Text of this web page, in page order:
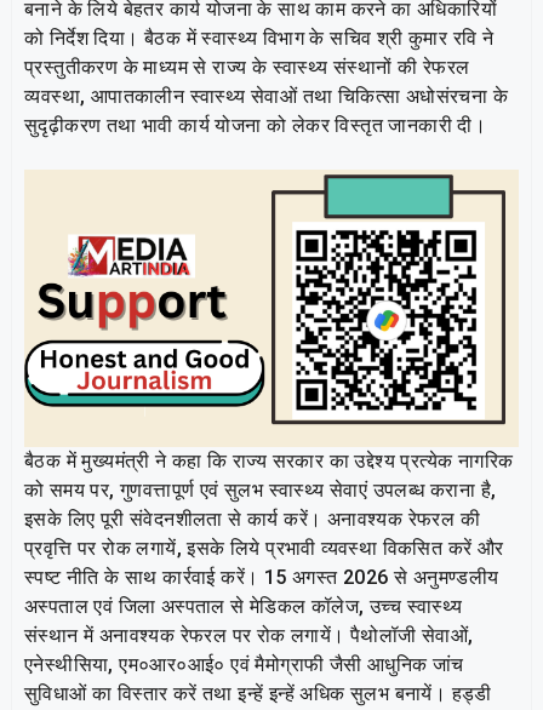
बनाने के लिये बेहतर कार्य योजना के साथ काम करने का अधिकारियों
को निर्देश दिया। बैठक में स्वास्थ्य विभाग के सचिव श्री कुमार रवि ने
प्रस्तुतीकरण के माध्यम से राज्य के स्वास्थ्य संस्थानों की रेफरल
व्यवस्था, आपातकालीन स्वास्थ्य सेवाओं तथा चिकित्सा अधोसंरचना के
सुदृढ़ीकरण तथा भावी कार्य योजना को लेकर विस्तृत जानकारी दी।
बैठक में मुख्यमंत्री ने कहा कि राज्य सरकार का उद्देश्य प्रत्येक नागरिक
को समय पर, गुणवत्तापूर्ण एवं सुलभ स्वास्थ्य सेवाएं उपलब्ध कराना है,
इसके लिए पूरी संवेदनशीलता से कार्य करें। अनावश्यक रेफरल की
प्रवृत्ति पर रोक लगायें, इसके लिये प्रभावी व्यवस्था विकसित करें और
स्पष्ट नीति के साथ कार्रवाई करें। 15 अगस्त 2026 से अनुमण्डलीय
अस्पताल एवं जिला अस्पताल से मेडिकल कॉलेज, उच्च स्वास्थ्य
संस्थान में अनावश्यक रेफरल पर रोक लगायें। पैथोलॉजी सेवाओं,
एनेस्थीसिया, एम०आर०आई० एवं मैमोग्राफी जैसी आधुनिक जांच
सुविधाओं का विस्तार करें तथा इन्हें इन्हें अधिक सुलभ बनायें। हड्डी